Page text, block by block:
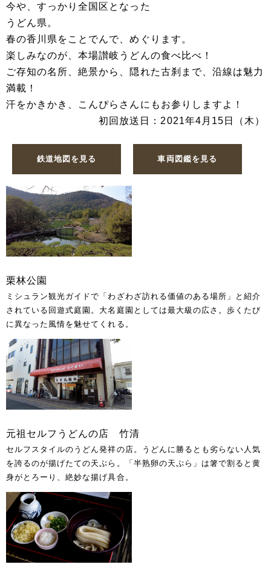
今や、すっかり全国区となった
うどん県。
春の香川県をことでんで、めぐります。
楽しみなのが、本場讃岐うどんの食べ比べ！
ご存知の名所、絶景から、隠れた古刹まで、沿線は魅力
満載！
汗をかきかき、こんぴらさんにもお参りしますよ！
初回放送日：2021年4月15日（木）
鉄道地図を見る 車両図鑑を見る
栗林公園
ミシュラン観光ガイドで「わざわざ訪れる価値のある場所」と紹介
されている回遊式庭園。大名庭園としては最大級の広さ。歩くたび
に異なった風情を魅せてくれる。
元祖セルフうどんの店 竹清
セルフスタイルのうどん発祥の店。うどんに勝るとも劣らない人気
を誇るのが揚げたての天ぷら。「半熟卵の天ぷら」は箸で割ると黄
身がとろーり、絶妙な揚げ具合。